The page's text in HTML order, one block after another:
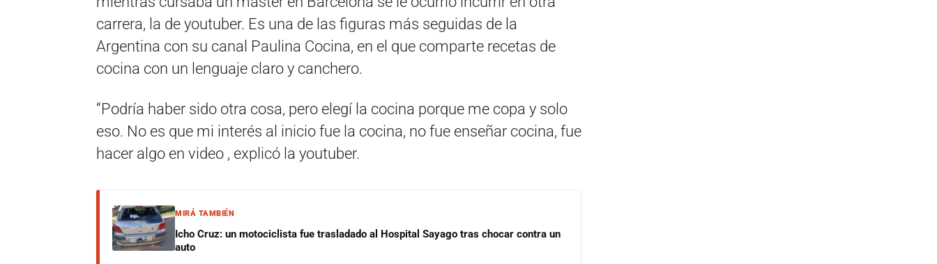
carrera, la de youtuber. Es una de las figuras más seguidas de la
Argentina con su canal Paulina Cocina, en el que comparte recetas de
cocina con un lenguaje claro y canchero.
“Podría haber sido otra cosa, pero elegí la cocina porque me copa y solo
eso. No es que mi interés al inicio fue la cocina, no fue enseñar cocina, fue
hacer algo en video , explicó la youtuber.
MIRÁ TAMBIÉN
Icho Cruz: un motociclista fue trasladado al Hospital Sayago tras chocar contra un
auto